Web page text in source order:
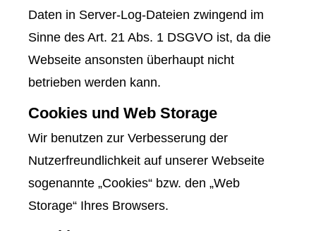
Daten in Server-Log-Dateien zwingend im
Sinne des Art. 21 Abs. 1 DSGVO ist, da die
Webseite ansonsten überhaupt nicht
betrieben werden kann.
Cookies und Web Storage
Wir benutzen zur Verbesserung der
Nutzerfreundlichkeit auf unserer Webseite
sogenannte „Cookies“ bzw. den „Web
Storage“ Ihres Browsers.